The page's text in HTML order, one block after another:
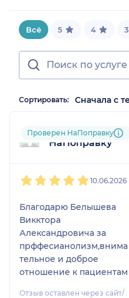
Всё 5 4 3
Сортировать:
Пользователь
НаПоправку
Проверен НаПоправку
10.06.2026
Благодарю Белышева
Викктора
Александровича за
прффесианолизм,внима
тельное и доброе
отношение к пациентам
Отзыв оставлен через сайт/